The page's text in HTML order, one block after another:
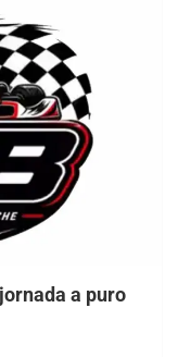
a puro